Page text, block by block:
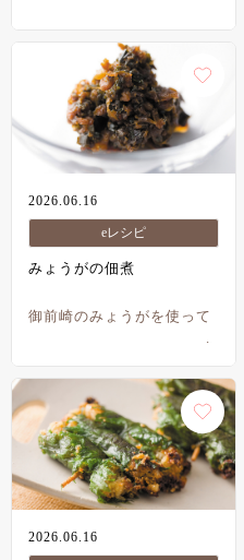
2026.06.16
eレシピ
みょうがの佃煮
御前崎のみょうがを使って
2026.06.16